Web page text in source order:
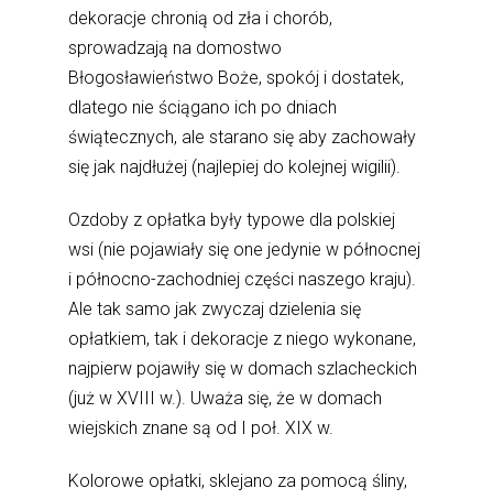
dekoracje chronią od zła i chorób,
sprowadzają na domostwo
Błogosławieństwo Boże, spokój i dostatek,
dlatego nie ściągano ich po dniach
świątecznych, ale starano się aby zachowały
się jak najdłużej (najlepiej do kolejnej wigilii).
Ozdoby z opłatka były typowe dla polskiej
wsi (nie pojawiały się one jedynie w północnej
i północno-zachodniej części naszego kraju).
Ale tak samo jak zwyczaj dzielenia się
opłatkiem, tak i dekoracje z niego wykonane,
najpierw pojawiły się w domach szlacheckich
(już w XVIII w.). Uważa się, że w domach
wiejskich znane są od I poł. XIX w.
Kolorowe opłatki, sklejano za pomocą śliny,